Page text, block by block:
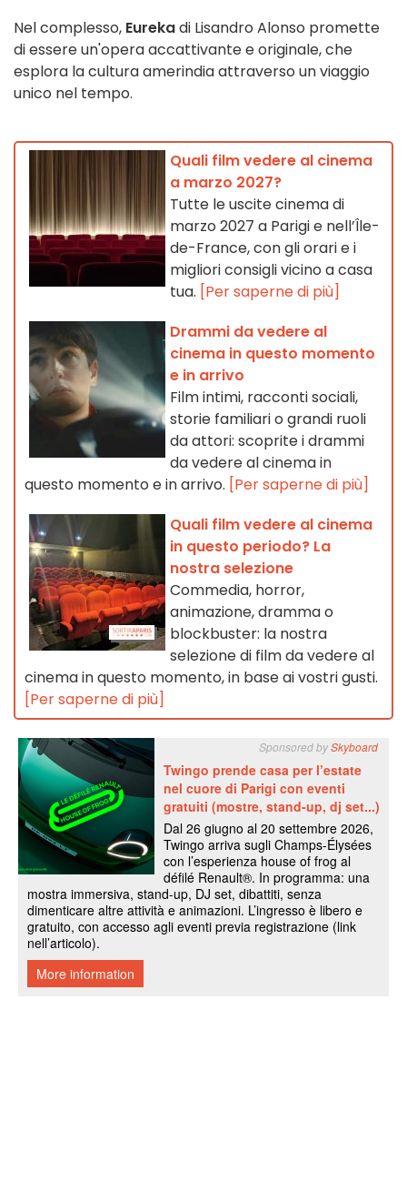
Nel complesso, Eurekadi Lisandro Alonso promette
di essere un'opera accattivante e originale, che
esplora la cultura amerindia attraverso un viaggio
unico nel tempo.
Quali film vedere al cinema
a marzo 2027?
Tutte le uscite cinema di
marzo 2027 a Parigi e nell’Île-
de-France, con gli orari e i
migliori consigli vicino a casa
tua. [Per saperne di più]
Drammi da vedere al
cinema in questo momento
e in arrivo
Film intimi, racconti sociali,
storie familiari o grandi ruoli
da attori: scoprite i drammi
da vedere al cinema in
questo momento e in arrivo. [Per saperne di più]
Quali film vedere al cinema
in questo periodo? La
nostra selezione
Commedia, horror,
animazione, dramma o
blockbuster: la nostra
selezione di film da vedere al
cinema in questo momento, in base ai vostri gusti.
[Per saperne di più]